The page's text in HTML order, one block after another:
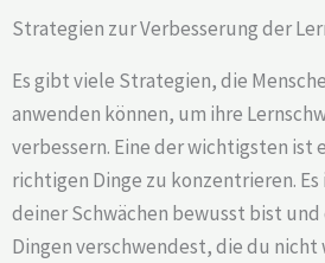
Strategien zur Verbesserung der
Es gibt viele Strategien, die
anwenden können, um ihre
verbessern. Eine der wichtigsten ist
richtigen Dinge zu konzentrieren.
deiner Schwächen bewusst bist
Dingen verschwendest, die du